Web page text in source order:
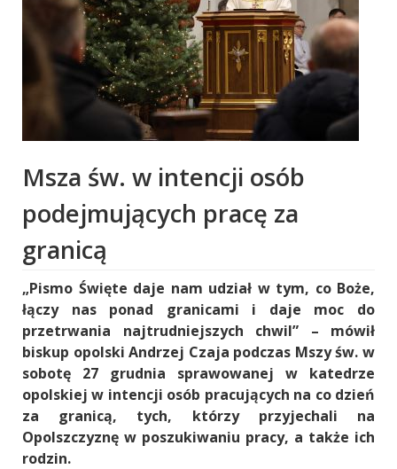
Msza św. w intencji osób
podejmujących pracę za
granicą
„Pismo Święte daje nam udział w tym, co Boże,
łączy nas ponad granicami i daje moc do
przetrwania najtrudniejszych chwil” – mówił
biskup opolski Andrzej Czaja podczas Mszy św. w
sobotę 27 grudnia sprawowanej w katedrze
opolskiej w intencji osób pracujących na co dzień
za granicą, tych, którzy przyjechali na
Opolszczyznę w poszukiwaniu pracy, a także ich
rodzin.